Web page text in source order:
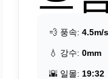
💨 풍속: 4.5m/s
💧 강수: 0mm
🌇 일몰: 19:32